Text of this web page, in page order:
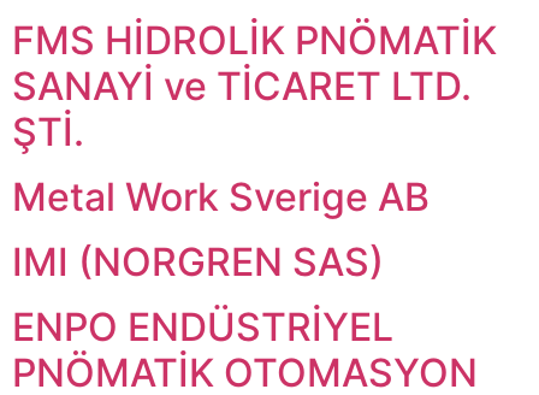
FMS HİDROLİK PNÖMATİK
SANAYİ ve TİCARET LTD.
ŞTİ.
Metal Work Sverige AB
IMI (NORGREN SAS)
ENPO ENDÜSTRİYEL
PNÖMATİK OTOMASYON